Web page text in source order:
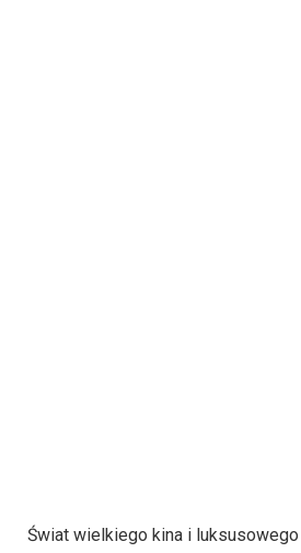
Świat wielkiego kina i